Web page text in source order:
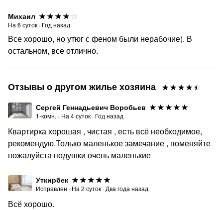
размере 2000 руб. Возвращается в течении суток после
выезда.
При бронировании проживания с 30.12.25 по 10.01.26:
- страховой депозит за сохранность имущества в
размере 4 000 рублей.
Забронируйте прямо сейчас! Ждем наших дорогих
гостей!
Михаил
На 6 суток · Год назад
Все хорошо, но утюг с феном были нерабочие). В
остальном, все отлично.
Отзывы о другом жилье хозяина
Сергей Геннадьевич Воробьев
1-комн. · На 4суток · Год назад
Квартирка хорошая , чистая , есть всё необходимое,
рекомендую.Только маленькое замечание , поменяйте
пожалуйста подушки очень маленькие
Уткирбек
Исправлен · На 2 суток · Два года назад
Всё хорошо.